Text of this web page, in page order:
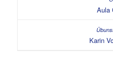
Aula
Karin